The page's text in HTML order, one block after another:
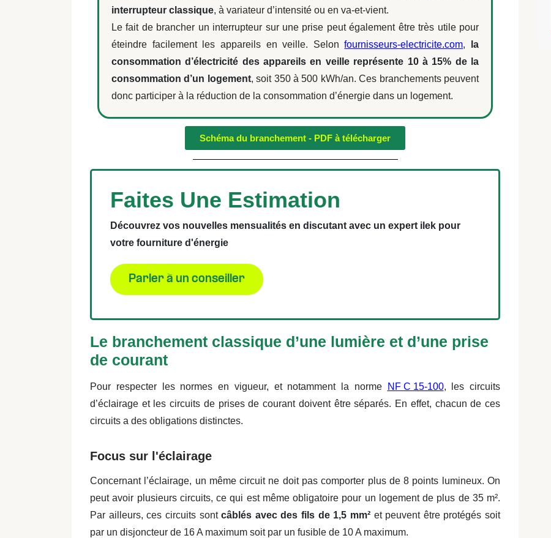
interrupteur classique, à variateur d’intensité ou en va-et-vient.
Le fait de brancher un interrupteur sur une prise peut également être très utile pour
éteindre facilement les appareils en veille. Selonfournisseurs-electricite.com,
la
consommation d’électricité des appareils en veille représente 10 à 15% de la
consommation d’un logement, soit 350 à 500 kWh/an. Ces branchements peuvent
donc participer à la réduction de la consommation d’énergie dans un logement.
Schéma du branchement - PDF à télécharger
Faites Une Estimation
Découvrez vos nouvelles mensualités en discutant avec un expert ilek pour
votre fourniture d'énergie
Parler à un conseiller
Le branchement classique d’une lumière et d’une prise
de courant
Pour respecter les normes en vigueur, et notamment la norme NF C 15-100, les circuits
d’éclairage et les circuits de prises de courant doivent être séparés. En effet, chacun de ces
circuits a des obligations distinctes.
Focus sur l'éclairage
Concernant l’éclairage, un même circuit ne doit pas comporter plus de 8 points lumineux. On
peut avoir plusieurs circuits, ce qui est même obligatoire pour un logement de plus de 35 m².
Par ailleurs, ces circuits sontcâblés avec des fils de 1,5 mm²et peuvent être protégés soit
par un disjoncteur de 16 A maximum soit par un fusible de 10 A maximum.